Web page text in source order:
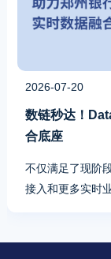
2026-07-20
数链秒达！
合底座
不仅满足了现阶
接入和更多实时